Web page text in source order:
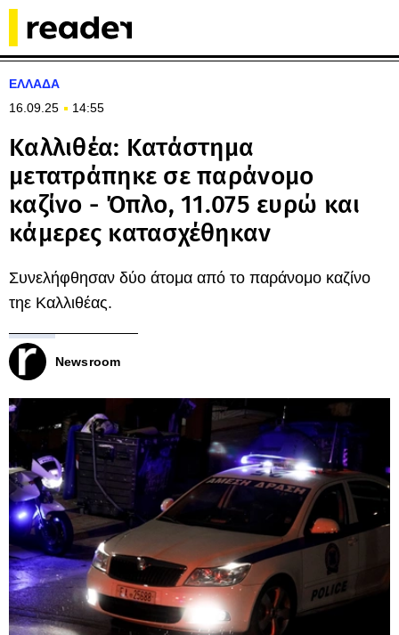
ΕΛΛΑΔΑ
16.09.25
14:55
Καλλιθέα: Κατάστημα
μετατράπηκε σε παράνομο
καζίνο - Όπλο, 11.075 ευρώ και
κάμερες κατασχέθηκαν
Συνελήφθησαν δύο άτομα από το παράνομο καζίνο
τηε Καλλιθέας.
Newsroom